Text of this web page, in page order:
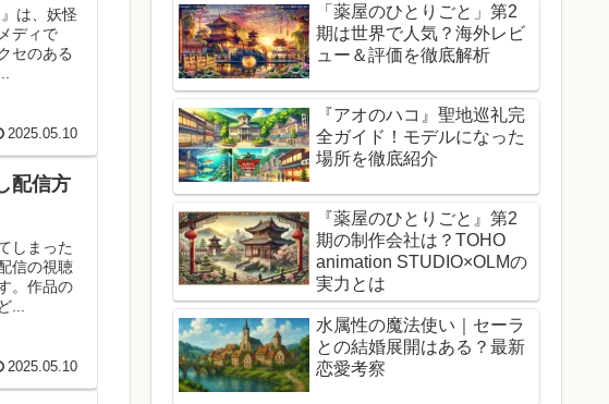
は、妖怪
ディで
セのある
2025.05.10
配信方
しまった
信の視聴
。作品の
...
2025.05.10
「薬屋のひとりごと」第2
期は世界で人気？海外レビ
ュー＆評価を徹底解析
『アオのハコ』聖地巡礼完
全ガイド！モデルになった
場所を徹底紹介
『薬屋のひとりごと』第2
期の制作会社は？TOHO
animation STUDIO×OLMの
実力とは
水属性の魔法使い｜セーラ
との結婚展開はある？最新
恋愛考察